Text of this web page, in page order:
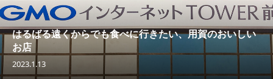
はるばる遠くからでも食べに行きたい、用賀のおいしい
お店
2023.1.13